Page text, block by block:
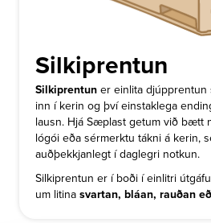
Silkiprentun
Silkiprentuner einlita
inn í kerin og því einstaklega
lausn. Hjá Sæplast getum við bætt
lógói eða sérmerktu tákni á kerin,
auðþekkjanlegt í daglegri notkun.
Silkiprentun er í boði í einlitri
um litinasvartan, bláan, rauðan